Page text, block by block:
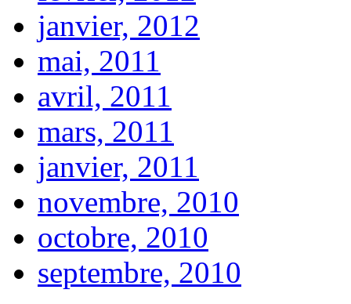
janvier, 2012
mai, 2011
avril, 2011
mars, 2011
janvier, 2011
novembre, 2010
octobre, 2010
septembre, 2010